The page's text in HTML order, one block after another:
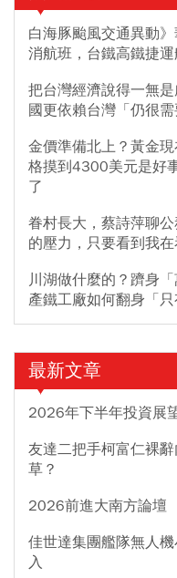
白海豚颱風交通異動
消航班，台鐵高鐵捷
把台灣經濟說得一無
國更依賴台灣「仍很需
金價準備北上？黃金
格摸到4300美元是好
了
眷村長大，蔡詩萍聊
的壓力，只要看到我
川湖做什麼的？躋身
產鐵工廠如何翻身「
最新文章
2026年下半年投資展
友達二把手柯富仁裸
草？
2026前進大南方論壇
佳世達集團艦隊無人
入